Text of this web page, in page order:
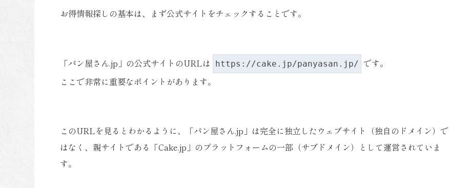
お得情報探しの基本は、まず公式サイトをチェックすることです。
「パン屋さん.jp」の公式サイトのURLは https://cake.jp/panyasan.jp/ です。
ここで非常に重要なポイントがあります。
このURLを見るとわかるように、「パン屋さん.jp」は完全に独立したウェブサイト（独自のドメイン）で
はなく、親サイトである「Cake.jp」のプラットフォームの一部（サブドメイン）として運営されていま
す。